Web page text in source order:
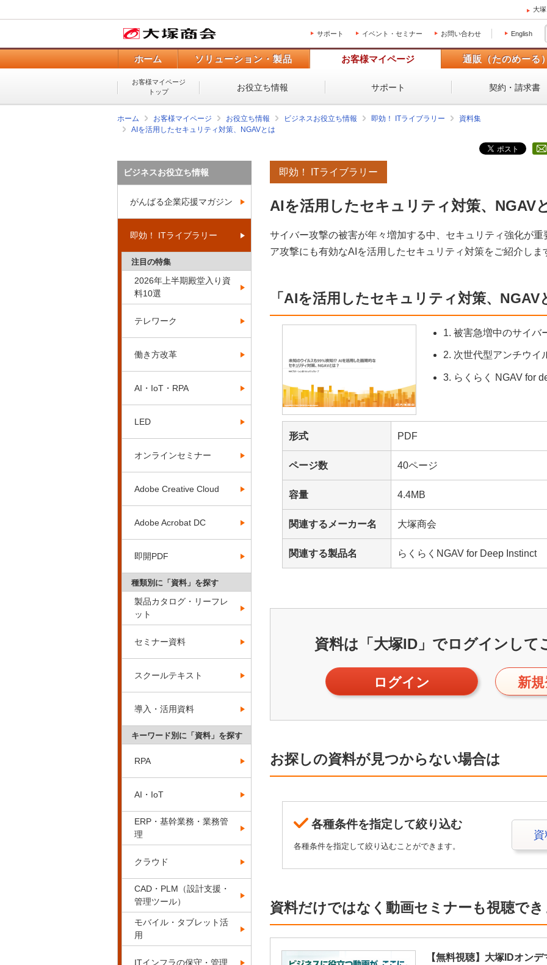
大
サポート イベント・セミナー お問い合わせ English
ホーム ソリューション・製品 お客様マイページ 通販（たのめーる
お客様マイページ
トップ
お役立ち情報 サポート 契約・請求書
ホーム お客様マイページ お役立ち情報 ビジネスお役立ち情報 即効！ ITライブラリー
資料集
AIを活用したセキュリティ対策、NGAVとは
即効！ ITライブラリー
AIを活用したセキュリティ対策、NGAV
サイバー攻撃の被害が年々増加する中、セキュリティ強化が
ア攻撃にも有効なAIを活用したセキュリティ対策をご紹介しま
「AIを活用したセキュリティ対策、NGAV
1. 被害急増中のサイバ
2. 次世代型アンチウイ
3. らくらく NGAV for
形式 PDF
ページ数 40ページ
容量 4.4MB
関連するメーカー名 大塚商会
関連する製品名 らくらくNGAV for Deep Instinct
資料は「大塚ID」でログインして
ログイン 新
お探しの資料が見つからない場合は
各種条件を指定して絞り込む
各種条件を指定して絞り込むことができます。
資料だけではなく動画セミナーも視聴で
【無料視聴】大塚IDオン
ビジネスお役立ち情報
がんばる企業応援マガジン
即効！ ITライブラリー
注目の特集
2026年上半期殿堂入り資
料10選
テレワーク
働き方改革
AI・IoT・RPA
LED
オンラインセミナー
Adobe Creative Cloud
Adobe Acrobat DC
即開PDF
種類別に「資料」を探す
製品カタログ・リーフレ
ット
セミナー資料
スクールテキスト
導入・活用資料
キーワード別に「資料」を探す
RPA
AI・IoT
ERP・基幹業務・業務管
理
クラウド
CAD・PLM（設計支援・
管理ツール）
モバイル・タブレット活
用
ITインフラの保守・管理